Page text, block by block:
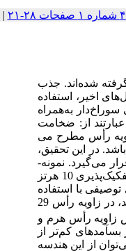
|
شده‌اند. جذب
اخیر، استفاده
به‌همراه
از: ضخامت
رأس مطرح می­‌
در این تحقیق،
می‌گیرد. نمونه‌­
های ساخته‌شده در سه زاویه رأس 36، 29 و 24 درجه، با استفاده از لوله مقاومت‌ظاهری صوتی دو میکروفون بی‌اِس‌دبلیواِی با تفکیک‌پذیری 10 هرتز
هرتز و آزمون­‌های آماری توصیفی با استفاده
89 درصد، در زاویه رأس 29
زاویه رأس هرم و
کم‌تر از
از این هندسه